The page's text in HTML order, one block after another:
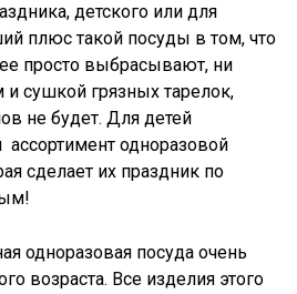
детского или для
плюс такой посуды в том, что
просто выбрасывают, ни
сушкой грязных тарелок,
не будет.Для детей
одноразовой
сделает их праздник по
одноразовая посуда очень
возраста. Все изделия этого